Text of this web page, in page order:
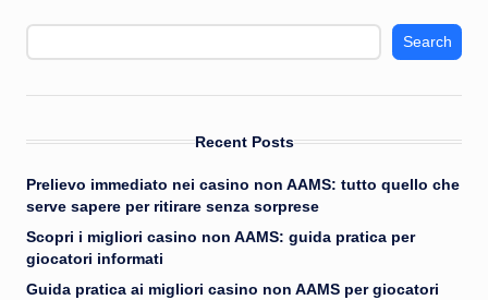
Search
Recent Posts
Prelievo immediato nei casino non AAMS: tutto quello che
serve sapere per ritirare senza sorprese
Scopri i migliori casino non AAMS: guida pratica per
giocatori informati
Guida pratica ai migliori casino non AAMS per giocatori